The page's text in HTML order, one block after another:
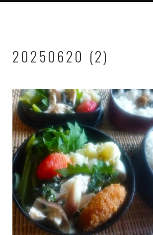
20250620 (2)